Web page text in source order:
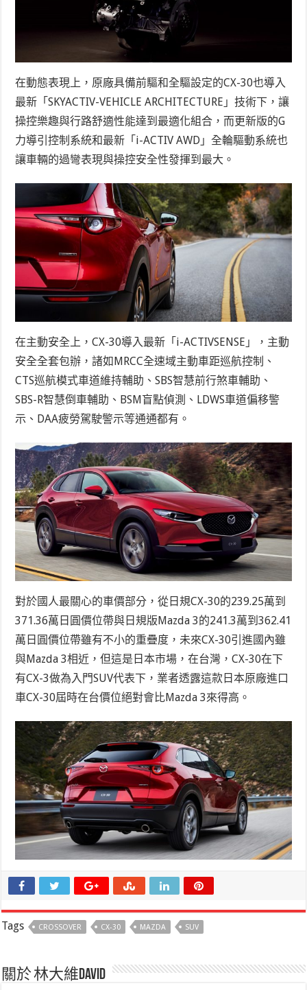
在動態表現上，原廠具備前驅和全驅設定的CX-30也導入
最新「SKYACTIV-VEHICLE ARCHITECTURE」技術下，讓
操控樂趣與行路舒適性能達到最適化組合，而更新版的G
力導引控制系統和最新「i-ACTIV AWD」全輪驅動系統也
讓車輛的過彎表現與操控安全性發揮到最大。
在主動安全上，CX-30導入最新「i-ACTIVSENSE」，主動
安全全套包辦，諸如MRCC全速域主動車距巡航控制、
CTS巡航模式車道維持輔助、SBS智慧前行煞車輔助、
SBS-R智慧倒車輔助、BSM盲點偵測、LDWS車道偏移警
示、DAA疲勞駕駛警示等通通都有。
對於國人最關心的車價部分，從日規CX-30的239.25萬到
371.36萬日圓價位帶與日規版Mazda 3的241.3萬到362.41
萬日圓價位帶雖有不小的重疊度，未來CX-30引進國內雖
與Mazda 3相近，但這是日本市場，在台灣，CX-30在下
有CX-3做為入門SUV代表下，業者透露這款日本原廠進口
車CX-30屆時在台價位絕對會比Mazda 3來得高。
Tags CROSSOVER CX-30 MAZDA SUV
關於 林大維David